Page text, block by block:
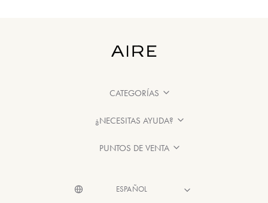
CATEGORÍAS
¿NECESITAS AYUDA?
PUNTOS DE VENTA